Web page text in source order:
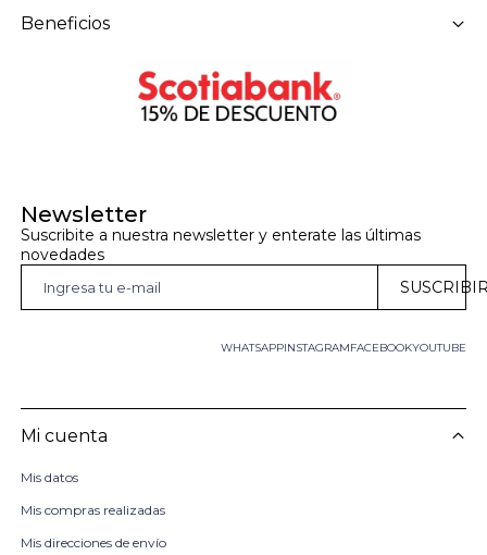
Newsletter
Suscribite a nuestra newsletter y enterate las últimas
novedades
WHATSAPP FACEBOOKYOUTUBE
INSTAGRAM
Mi cuenta
Mis datos
Mis compras realizadas
Mis direcciones de envío
Beneficios